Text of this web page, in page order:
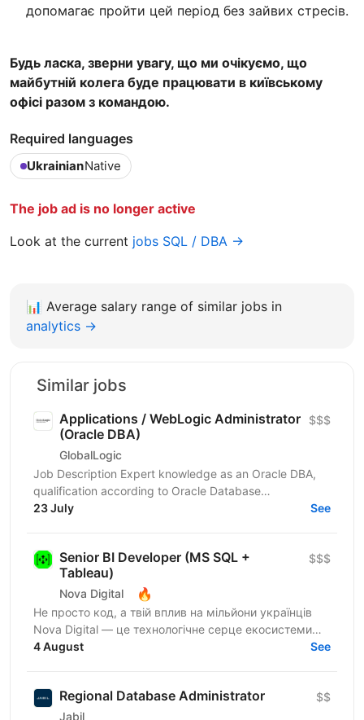
допомагає пройти цей період без зайвих стресів.
Будь ласка, зверни увагу, що ми очікуємо, що
майбутній колега буде працювати в київському
офісі разом з командою.
Required languages
UkrainianNative
The job ad is no longer active
Look at the current jobs SQL / DBA →
📊 Average salary range of similar jobs in
analytics →
Similar jobs
Applications / WebLogic Administrator
(Oracle DBA)
GlobalLogic
$$$
Job Description Expert knowledge as an Oracle DBA,
qualification according to Oracle Database
Administration 2019 Certified Professional or
23 July See
Senior BI Developer (MS SQL +
Tableau)
Nova Digital 🔥
$$$
Не просто код, а твій вплив на мільйони українців
Nova Digital — це технологічне серце екосистеми
NOVA, де твій код стає частиною щоденного життя
4 August See
Regional Database Administrator
Jabil
$$